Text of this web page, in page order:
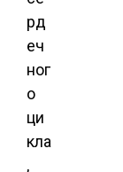
рд
еч
ног
о
ци
кла
,